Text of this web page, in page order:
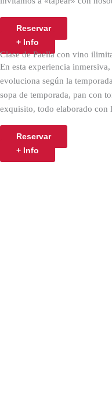
Reservar
+ Info
Clase de Paella con vino
En esta experiencia
evoluciona según la
sopa de temporada, pan con
exquisito, todo elaborado con
Reservar
+ Info